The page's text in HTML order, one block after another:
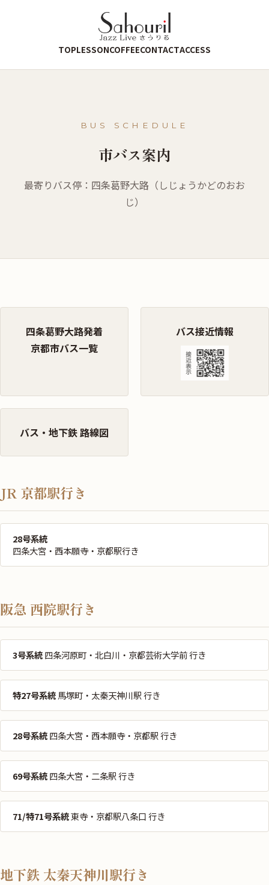
TOPLESSONCOFFEECONTACTACCESS
BUS SCHEDULE
市バス案内
最寄りバス停：四条葛野大路（しじょうかどのおお
じ）
四条葛野大路発着
京都市バス一覧
バス接近情報
バス・地下鉄 路線図
JR 京都駅行き
28号系統
四条大宮・西本願寺・京都駅行き
阪急 西院駅行き
3号系統四条河原町・北白川・京都芸術大学前 行き
特27号系統馬塚町・太秦天神川駅 行き
28号系統四条大宮・西本願寺・京都駅 行き
69号系統四条大宮・二条駅 行き
71/特71号系統東寺・京都駅八条口 行き
地下鉄 太秦天神川駅行き